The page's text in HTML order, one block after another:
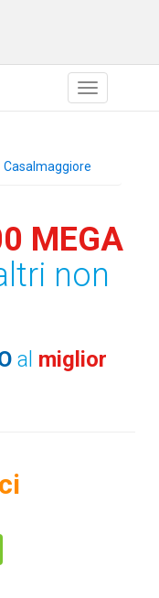
Casalmaggiore
MEGA
non
al miglior